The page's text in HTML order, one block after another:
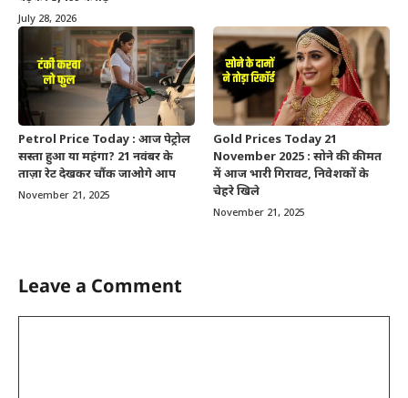
July 28, 2026
Petrol Price Today : आज पेट्रोल
सस्ता हुआ या महंगा? 21 नवंबर के
ताज़ा रेट देखकर चौंक जाओगे आप
November 21, 2025
Gold Prices Today 21
November 2025 : सोने की कीमत
में आज भारी गिरावट, निवेशकों के
चेहरे खिले
November 21, 2025
Leave a Comment